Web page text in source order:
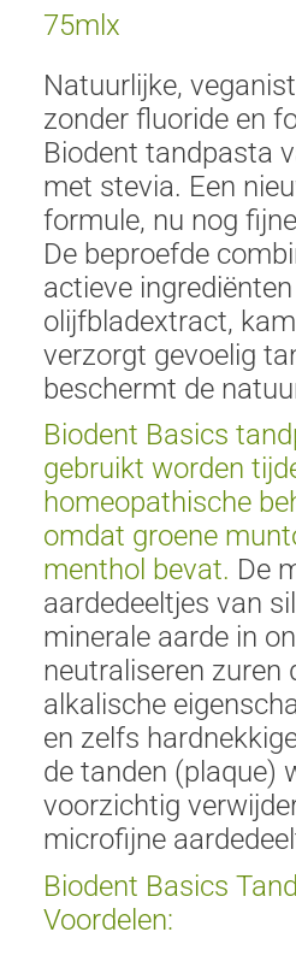
75mlx
Natuurlijke,
zonder fluoride en
Biodent tandpasta
met stevia. Een
formule, nu nog
De beproefde
actieve
olijfbladextract,
verzorgt gevoelig
beschermt de
Biodent Basics
gebruikt worden
homeopathische
omdat groene
menthol bevat. De
aardedeeltjes van
minerale aarde in
neutraliseren zuren
alkalische
en zelfs
de tanden (plaque)
voorzichtig
microfijne
Biodent Basics
Voordelen: